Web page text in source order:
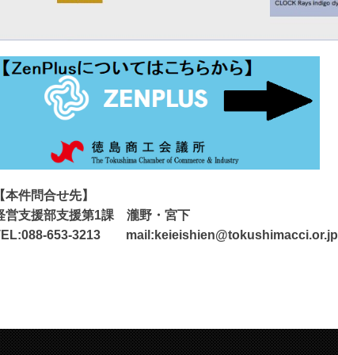
本件問合せ先】
営支援部支援第1課 瀧野・宮下
653-3213 mail:keieishien@tokushimacci.or.jp